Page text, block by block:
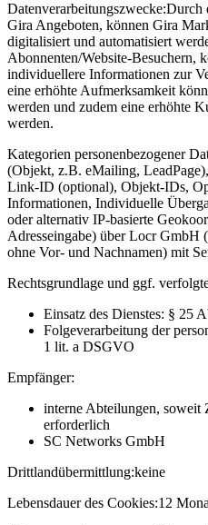
Datenverarbeitungszwecke:Durch
Gira Angeboten, können Gira
digitalisiert und automatisiert
Abonnenten/Website-Besuchern,
individuellere Informationen zur
eine erhöhte Aufmerksamkeit
werden und zudem eine erhöhte
werden.
Kategorien personenbezogener
(Objekt, z.B. eMailing,
Link-ID (optional), Objekt-IDs,
Informationen, Individuelle
oder alternativ IP-basierte
Adresseingabe) über Locr GmbH
ohne Vor- und Nachnamen) mit
Rechtsgrundlage und ggf.
Einsatz des Dienstes: § 25
Folgeverarbeitung der
1 lit. a DSGVO
Empfänger:
interne Abteilungen,
erforderlich
SC Networks GmbH
Drittlandübermittlung:keine
Lebensdauer des Cookies:12